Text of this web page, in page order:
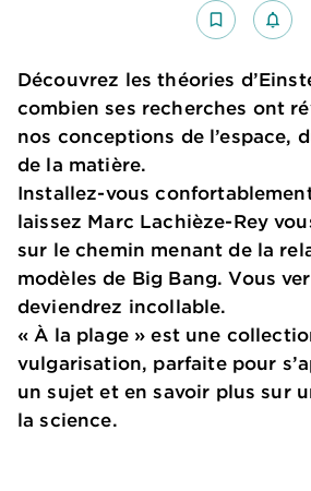
bookmark_border
Découvrez les théories
combien ses recherches ont
nos conceptions de l’espace,
de la matière.
Installez-vous
laissez Marc Lachièze-Rey
sur le chemin menant de la
modèles de Big Bang. Vous
deviendrez incollable.
« À la plage » est une
vulgarisation, parfaite pour
un sujet et en savoir plus sur
la science.